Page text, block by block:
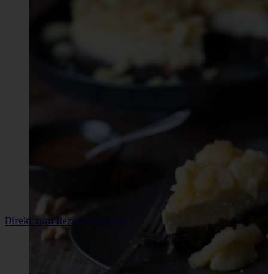
Direkt zum Rezept springen